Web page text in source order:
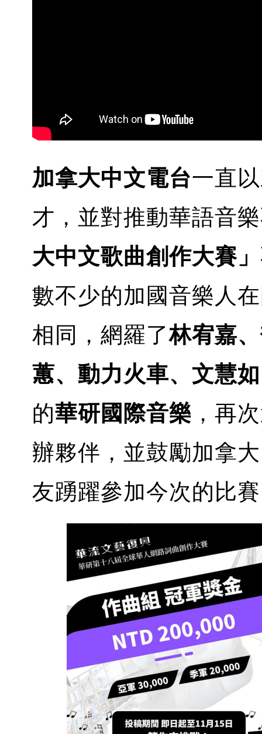
加拿大中文電台一直
才，並對推動華語音
大中文歌曲創作大賽」
數不少的加國音樂人
相同，網羅了林宥嘉
蕙、動力火車、文慧
的華研國際音樂 ，再
辦夥伴，並鼓勵加拿
友踴躍參加今次的比